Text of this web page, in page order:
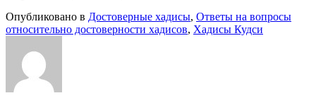
Опубликовано в Достоверные хадисы, Ответы на вопросы
относительно достоверности хадисов, Хадисы Кудси